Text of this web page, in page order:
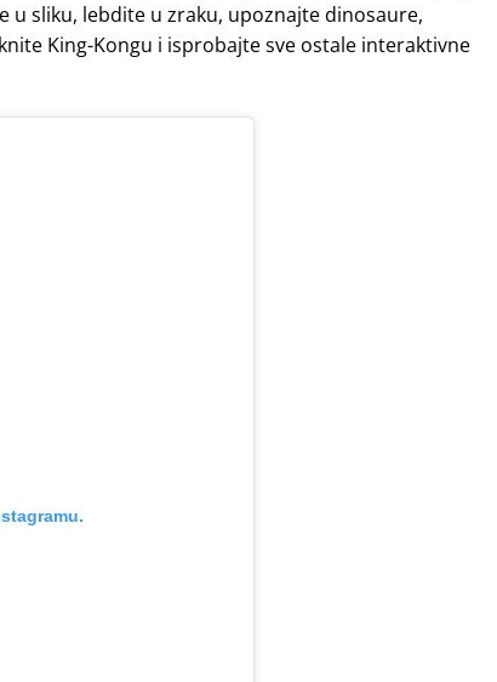
u sliku, lebdite u zraku, upoznajte dinosaure,
King-Kongu i isprobajte sve ostale interaktivne